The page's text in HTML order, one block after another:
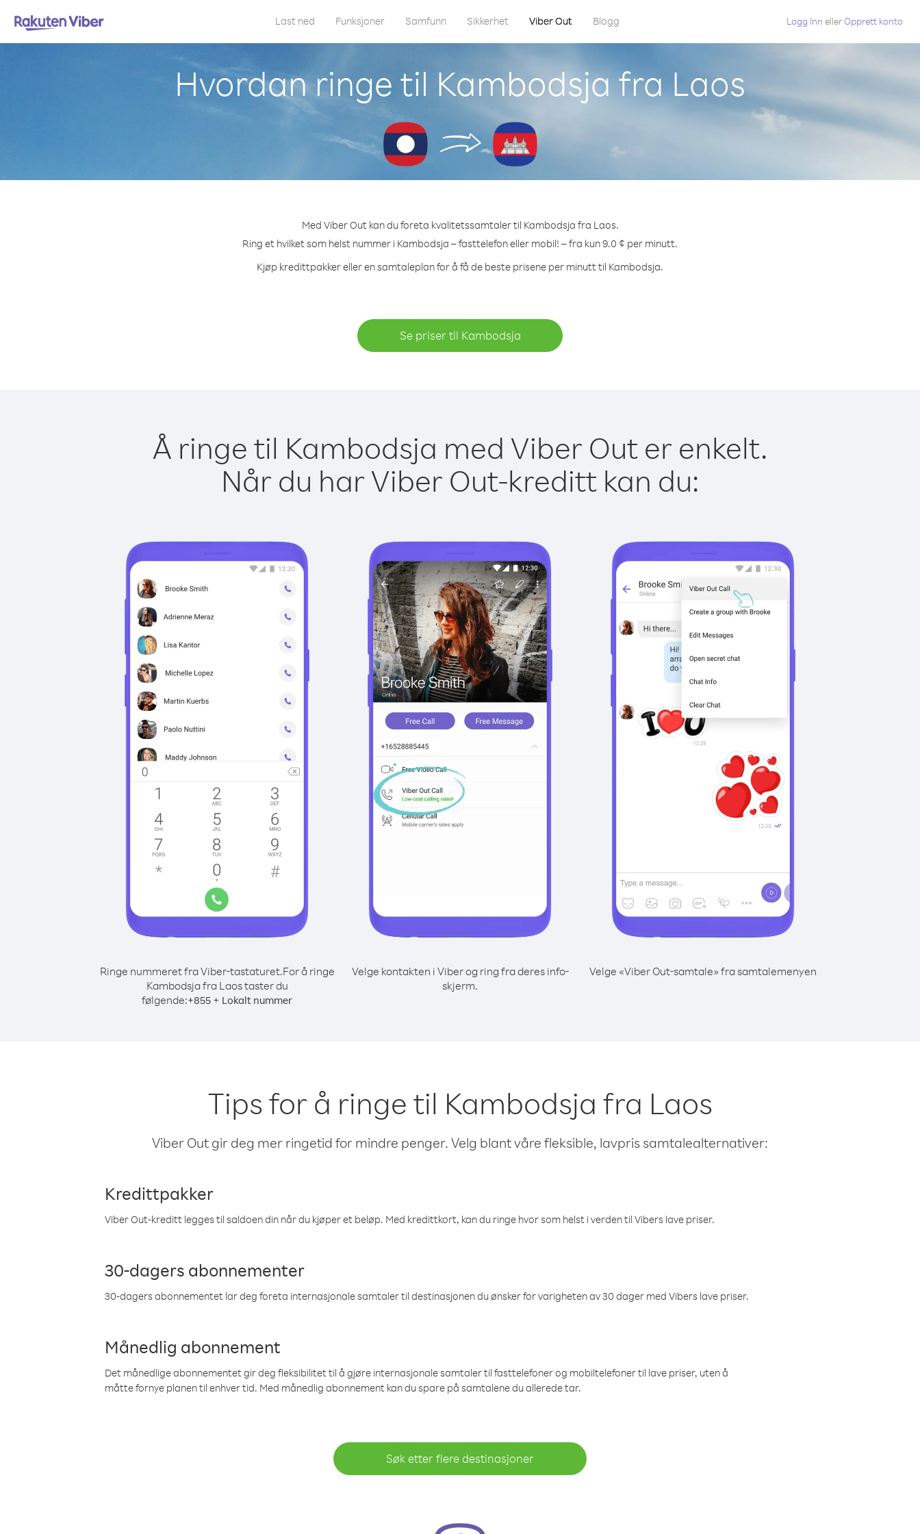
Last ned Funksjoner Samfunn Sikkerhet Viber Out Blogg Logg Inn ellerOpprett konto
Hvordan ringe til Kambodsja fra Laos
Med Viber Out kan du foreta kvalitetssamtaler til Kambodsja fra Laos.
Ring et hvilket som helst nummer i Kambodsja – fasttelefon eller mobil! – fra kun 9.0 ¢ per minutt.
Kjøp kredittpakker eller en samtaleplan for å få de beste prisene per minutt til Kambodsja.
Se priser til Kambodsja
Å ringe til Kambodsja med Viber Out er enkelt.
Når du har Viber Out-kreditt kan du:
Ringe nummeret fra Viber-tastaturet.For å ringe
Kambodsja fra Laos taster du
følgende:+855 + Lokalt nummer
Velge kontakten i Viber og ring fra deres info-
skjerm.
Velge «Viber Out-samtale» fra samtalemenyen
Tips for å ringe til Kambodsja fra Laos
Viber Out gir deg mer ringetid for mindre penger. Velg blant våre fleksible, lavpris samtalealternativer:
Kredittpakker
Viber Out-kreditt legges til saldoen din når du kjøper et beløp. Med kredittkort, kan du ringe hvor som helst i verden til Vibers lave priser.
30-dagers abonnementer
30-dagers abonnementet lar deg foreta internasjonale samtaler til destinasjonen du ønsker for varigheten av 30 dager med Vibers lave priser.
Månedlig abonnement
Det månedlige abonnementet gir deg fleksibilitet til å gjøre internasjonale samtaler til fasttelefoner og mobiltelefoner til lave priser, uten å
måtte fornye planen til enhver tid. Med månedlig abonnement kan du spare på samtalene du allerede tar.
Søk etter flere destinasjoner